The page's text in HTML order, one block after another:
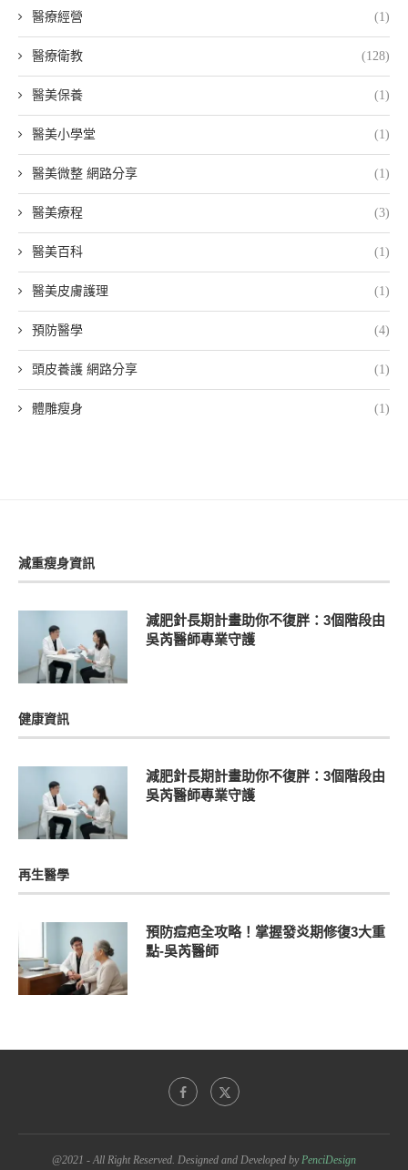
醫療經營 (1)
醫療衛教 (128)
醫美保養 (1)
醫美小學堂 (1)
醫美微整 網路分享 (1)
醫美療程 (3)
醫美百科 (1)
醫美皮膚護理 (1)
預防醫學 (4)
頭皮養護 網路分享 (1)
體雕瘦身 (1)
減重瘦身資訊
減肥針長期計畫助你不復胖：3個階段由
吳芮醫師專業守護
健康資訊
減肥針長期計畫助你不復胖：3個階段由
吳芮醫師專業守護
再生醫學
預防痘疤全攻略！掌握發炎期修復3大重
點-吳芮醫師
@2021 - All Right Reserved. Designed and Developed byPenciDesign